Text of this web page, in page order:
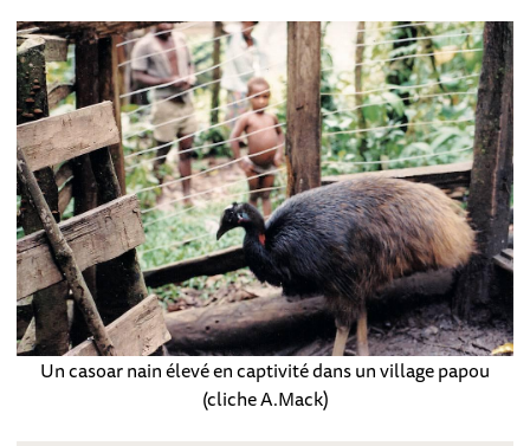
Un casoar nain élevé en captivité dans un village papou
(cliche A.Mack)